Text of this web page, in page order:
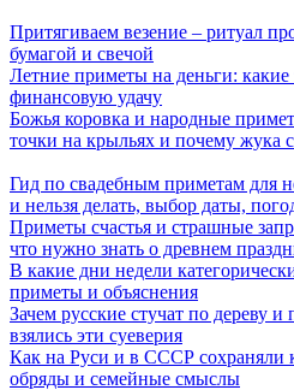
Притягиваем везение – ритуал
бумагой и свечой
Летние приметы на деньги: какие
финансовую удачу
Божья коровка и народные
точки на крыльях и почему жука
Гид по свадебным приметам для
и нельзя делать, выбор даты,
Приметы счастья и страшные
что нужно знать о древнем
В какие дни недели
приметы и объяснения
Зачем русские стучат по дереву
взялись эти суеверия
Как на Руси и в СССР сохраняли
обряды и семейные смыслы